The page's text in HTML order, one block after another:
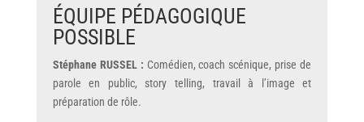
ÉQUIPE PÉDAGOGIQUE
POSSIBLE
Stéphane RUSSEL : Comédien, coach scénique, prise de
parole en public, story telling, travail à l’image et
préparation de rôle.